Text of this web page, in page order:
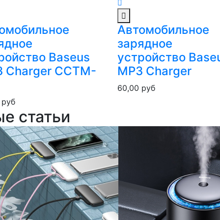
Baseus
Charger CCTM-
руб
Автомобильное
зарядное
устройство
MP3 Charger
60,00 руб
статьи